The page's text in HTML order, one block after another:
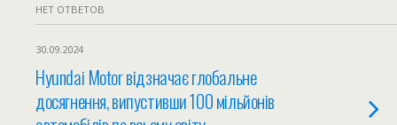
НЕТ ОТВЕТОВ
30.09.2024
Hyundai Motor відзначає глобальне
досягнення, випустивши 100 мільйонів